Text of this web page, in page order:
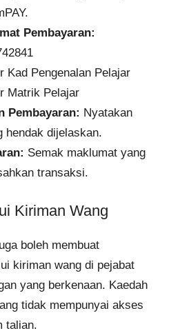
Pembayaran:
Kad Pengenalan Pelajar
Matrik Pelajar​
Pembayaran: Nyatakan
hendak dijelaskan.
Semak maklumat yang
transaksi.​
Kiriman Wang
boleh membuat
kiriman wang di pejabat
yang berkenaan. Kaedah
tidak mempunyai akses
talian.